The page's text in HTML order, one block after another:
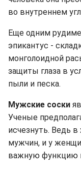
во внутреннем
Еще одним
эпикантус -
монголоидной
защиты глаза в
пыли и песка.
Мужские соски
Ученые
исчезнуть. Ведь
мужчин, и у
важную функцию